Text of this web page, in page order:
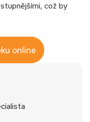
což by
online